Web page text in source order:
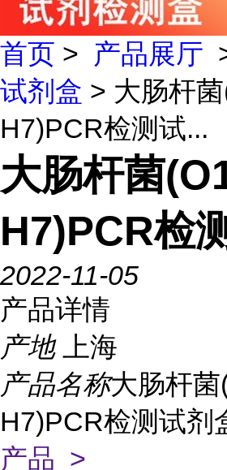
首页 > 产品展厅
试剂盒 > 大肠杆菌
H7)PCR检测试...
大肠杆菌
H7)PCR检
2022-11-05
产品详情
产地
上海
产品名称大肠杆菌
H7)PCR检测试剂
产品 >